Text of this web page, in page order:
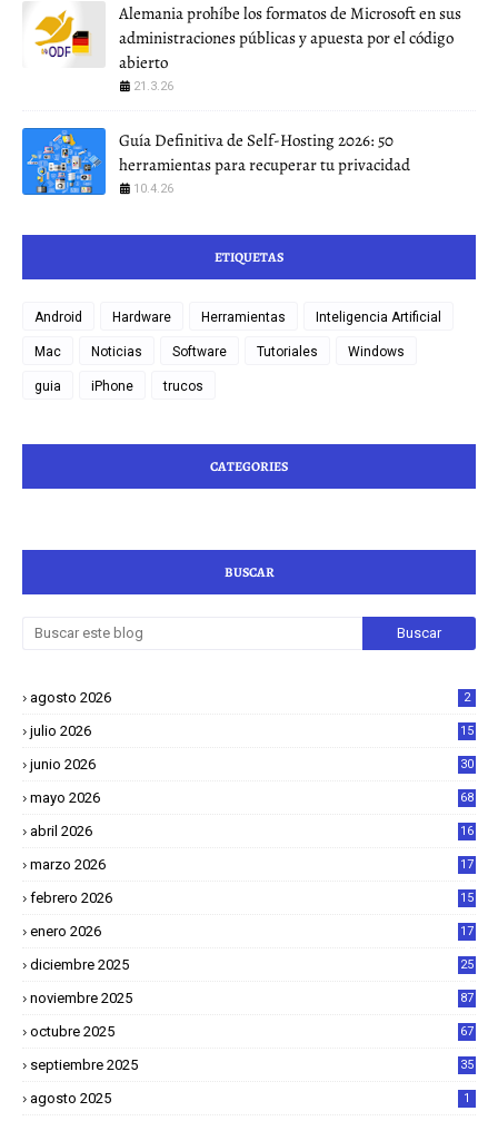
Alemania prohíbe los formatos de Microsoft en sus
administraciones públicas y apuesta por el código
abierto
21.3.26
Guía Definitiva de Self-Hosting 2026: 50
herramientas para recuperar tu privacidad
10.4.26
ETIQUETAS
Android Hardware Herramientas Inteligencia Artificial
Mac Noticias Software Tutoriales Windows
guia iPhone trucos
CATEGORIES
BUSCAR
agosto 2026 2
julio 2026 15
junio 2026 30
mayo 2026 68
abril 2026
16
marzo 2026
17
febrero 2026
15
enero 2026
17
diciembre 2025
25
noviembre 2025 87
octubre 2025 67
septiembre 2025 35
agosto 2025 1